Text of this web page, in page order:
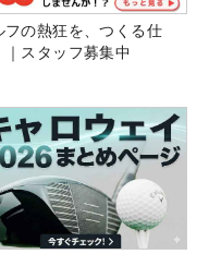
フの熱狂を、つくる仕
｜スタッフ募集中